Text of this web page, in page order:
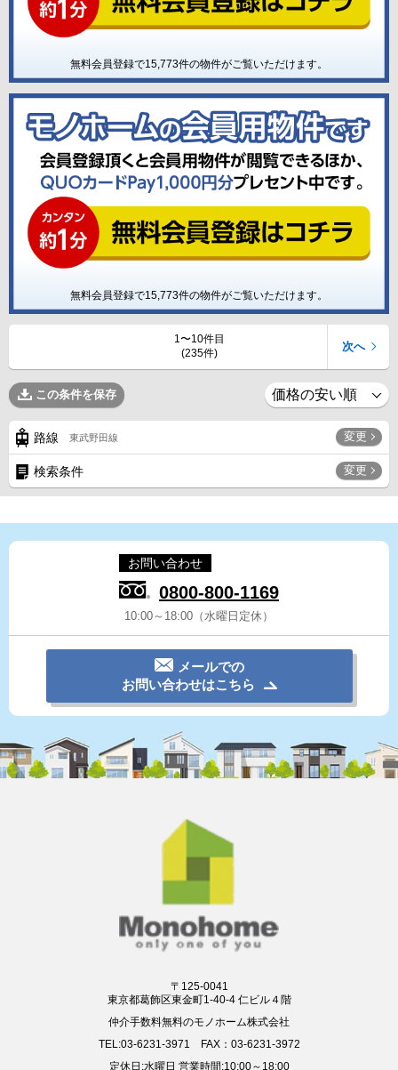
無料会員登録で15,773件の物件がご覧いただけます。
無料会員登録で15,773件の物件がご覧いただけます。
1〜10件目
(235件)
次へ
この条件を保存
路線 東武野田線 変更
検索条件 変更
お問い合わせ
0800-800-1169
10:00～18:00（水曜日定休）
メールでの
お問い合わせはこちら
〒125-0041
東京都葛飾区東金町1-40-4 仁ビル４階
仲介手数料無料のモノホーム株式会社
TEL:03-6231-3971 FAX：03-6231-3972
定休日:水曜日 営業時間:10:00～18:00